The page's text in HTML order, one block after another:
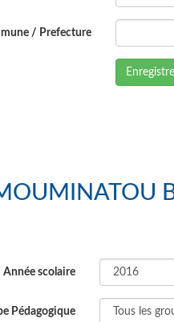
/ Prefecture
Elèves : GS
Année scolaire
Pédagogique